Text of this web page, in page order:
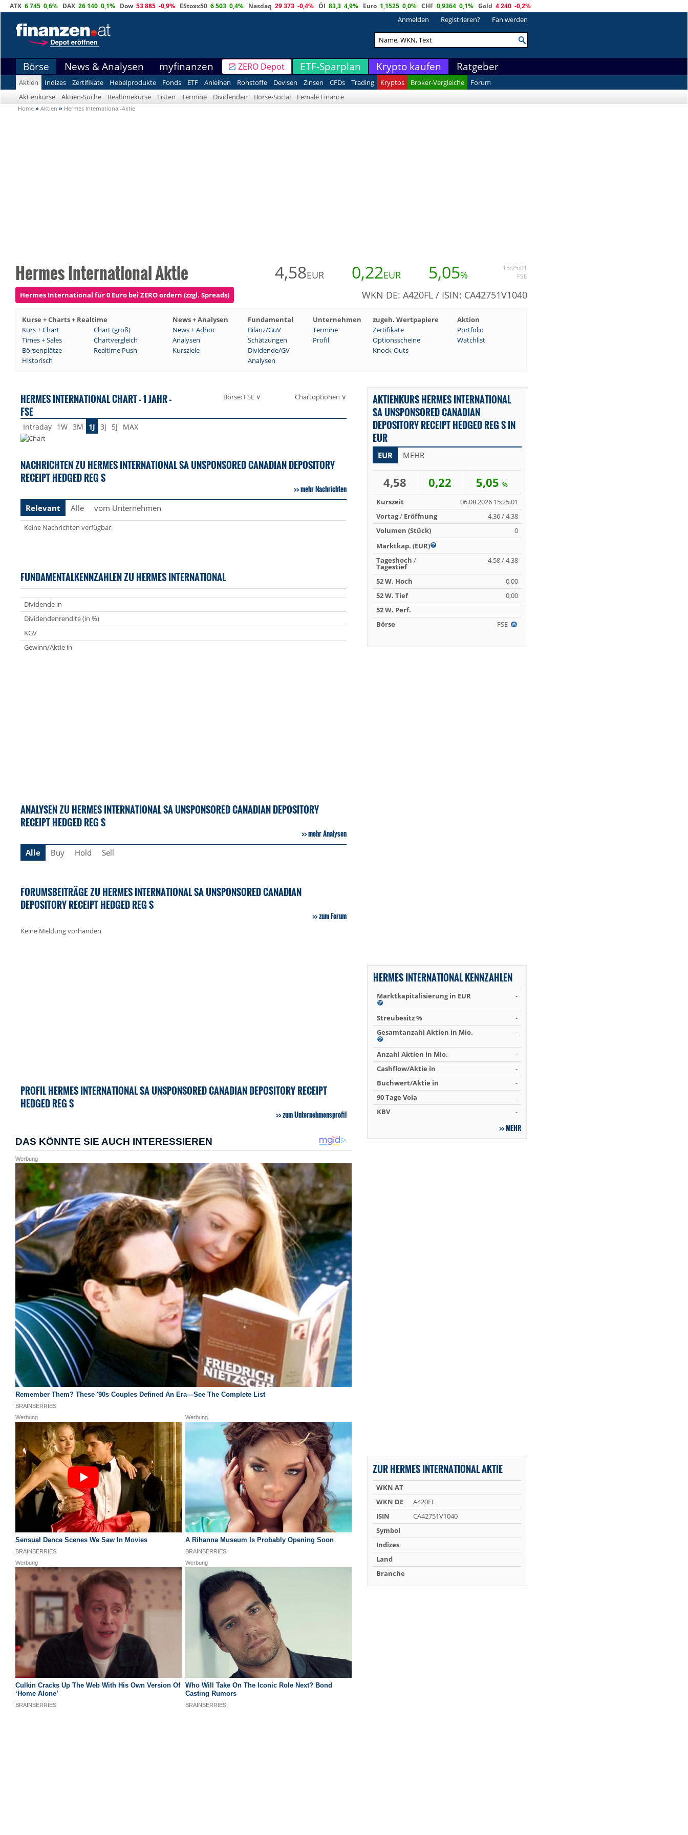
ATX 6 745 0,6% DAX 26 140 0,1% Dow 53 885 -0,9% EStoxx50 6 503 0,4% Nasdaq 29 373 -0,4% Öl 83,3 4,9% Euro 1,1525 0,0% CHF 0,9364 0,1% Gold 4 240 -0,2%
Anmelden Registrieren? Fan werden
Börse News & Analysen myfinanzen ZERO Depot ETF-Sparplan Krypto kaufen Ratgeber
Aktien Indizes Zertifikate Hebelprodukte Fonds ETF Anleihen Rohstoffe Devisen Zinsen CFDs Trading Kryptos Broker-Vergleiche
Forum
Aktienkurse
Aktien-Suche Realtimekurse Listen Termine Dividenden Börse-Social Female Finance
Home » Aktien » Hermes International-Aktie
Hermes International Aktie 4,58EUR 0,22EUR 5,05%
15:25:01
FSE
Hermes International für 0 Euro bei ZERO ordern (zzgl. Spreads) WKN DE: A420FL / ISIN: CA42751V1040
Kurse + Charts + Realtime News + Analysen Fundamental Unternehmen zugeh. Wertpapiere
Aktion
Kurs + Chart
Chart (groß) News + Adhoc Bilanz/GuV Termine Zertifikate
Portfolio
Times + Sales
Chartvergleich Analysen Schätzungen Profil Optionsscheine
Watchlist
Börsenplätze
Realtime Push Kursziele Dividende/GV
Knock-Outs
Historisch
Analysen
HERMES INTERNATIONAL CHART - 1 JAHR -
FSE
Börse: FSE ∨ Chartoptionen ∨
Intraday 1W 3M 1J 3J 5J MAX
NACHRICHTEN ZU HERMES INTERNATIONAL SA UNSPONSORED CANADIAN DEPOSITORY
RECEIPT HEDGED REG S
mehr Nachrichten
Relevant
Alle vom Unternehmen
Keine Nachrichten verfügbar.
FUNDAMENTALKENNZAHLEN ZU HERMES INTERNATIONAL
Dividende in
Dividendenrendite (in %)
KGV
Gewinn/Aktie in
ANALYSEN ZU HERMES INTERNATIONAL SA UNSPONSORED CANADIAN DEPOSITORY
RECEIPT HEDGED REG S
mehr Analysen
Alle
Buy Hold Sell
FORUMSBEITRÄGE ZU HERMES INTERNATIONAL SA UNSPONSORED CANADIAN
DEPOSITORY RECEIPT HEDGED REG S
zum Forum
Keine Meldung vorhanden
PROFIL HERMES INTERNATIONAL SA UNSPONSORED CANADIAN DEPOSITORY RECEIPT
HEDGED REG S
zum Unternehmensprofil
AKTIENKURS HERMES INTERNATIONAL
SA UNSPONSORED CANADIAN
DEPOSITORY RECEIPT HEDGED REG S IN
EUR
EUR MEHR
4,58 0,22 5,05%
Kurszeit
06.08.2026 15:25:01
Vortag/ Eröffnung
4,36 / 4,38
Volumen (Stück)
0
Marktkap. (EUR)
Tageshoch /
Tagestief
4,58 / 4,38
52 W. Hoch
0,00
52 W. Tief
0,00
52 W. Perf.
Börse
FSE
HERMES INTERNATIONAL KENNZAHLEN
Marktkapitalisierung in EUR -
Streubesitz %
-
Gesamtanzahl Aktien in Mio.
-
Anzahl Aktien in Mio.
-
Cashflow/Aktie in
-
Buchwert/Aktie in
-
90 Tage Vola
-
KBV
-
MEHR
ZUR HERMES INTERNATIONAL AKTIE
WKN AT
WKN DE
A420FL
ISIN
CA42751V1040
Symbol
Indizes
Land
Branche